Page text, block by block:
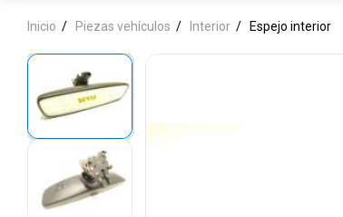
Inicio Piezas vehículos Interior Espejo interior